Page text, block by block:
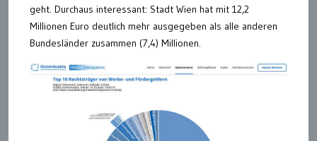
geht. Durchaus interessant: Stadt Wien hat mit 12,2
Millionen Euro deutlich mehr ausgegeben als alle anderen
Bundesländer zusammen (7,4) Millionen.